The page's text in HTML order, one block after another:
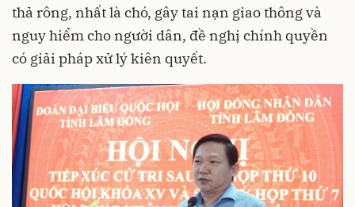
thả rông, nhất là chó, gây tai nạn giao thông và
nguy hiểm cho người dân, đề nghị chính quyền
có giải pháp xử lý kiên quyết.